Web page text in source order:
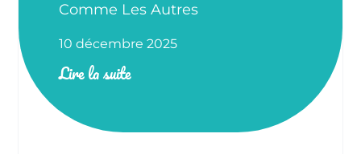
Comme Les Autres
10 décembre 2025
Lire la suite